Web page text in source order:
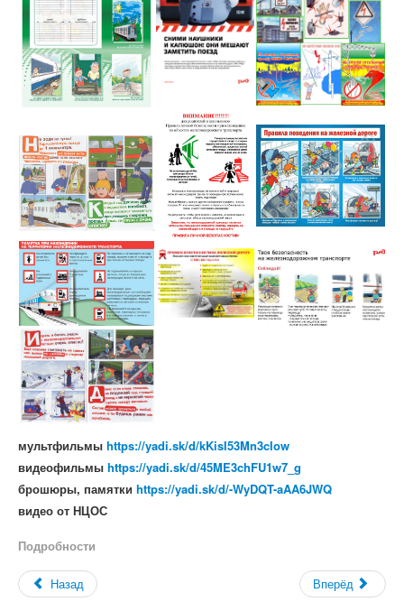
мультфильмы https://yadi.sk/d/kKisI53Mn3cIow
видеофильмы https://yadi.sk/d/45ME3chFU1w7_g
брошюры, памятки https://yadi.sk/d/-WyDQT-aAA6JWQ
видео от НЦОС
Подробности
Назад Вперёд